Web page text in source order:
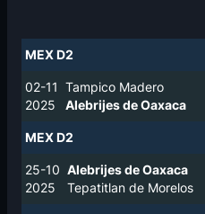
MEX D2
02-11
2025
Tampico Madero
Alebrijes de Oaxaca
MEX D2
25-10
2025
Alebrijes de Oaxaca
Tepatitlan de Morelos